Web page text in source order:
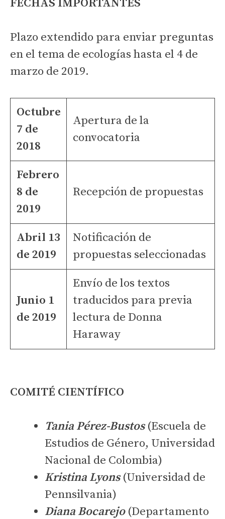
FECHAS IMPORTANTES
Plazo extendido para enviar preguntas
en el tema de ecologías hasta el 4 de
marzo de 2019.
Octubre
7 de
2018
Apertura de la
convocatoria
Febrero
8 de
2019
Recepción de propuestas
Abril 13
de 2019
Notificación de
propuestas seleccionadas
Junio 1
de 2019
Envío de los textos
traducidos para previa
lectura de Donna
Haraway
COMITÉ CIENTÍFICO
Tania Pérez-Bustos(Escuela de
Estudios de Género, Universidad
Nacional de Colombia)
Kristina Lyons(Universidad de
Pennsilvania)
Diana Bocarejo(Departamento